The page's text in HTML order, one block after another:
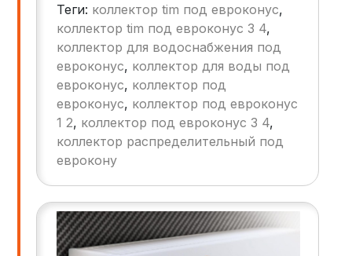
распределения потоков рабочей среды
(воды, пара, газа) между отдельными
потребителями. Среди различных типов
коллекторов особое место занимают
коллекторы под евроконус,
отличающиеся рядом преимуществ перед
аналогами. Эта статья посвящена анализу
конструктивных особенностей,
преимуществ и перспектив развития
коллекторов под евроконус.
Теги: коллектор tim под евроконус,
коллектор tim под евроконус 3 4,
коллектор для водоснабжения под
евроконус, коллектор для воды под
евроконус, коллектор под
евроконус, коллектор под евроконус
1 2, коллектор под евроконус 3 4,
коллектор распределительный под
еврокону